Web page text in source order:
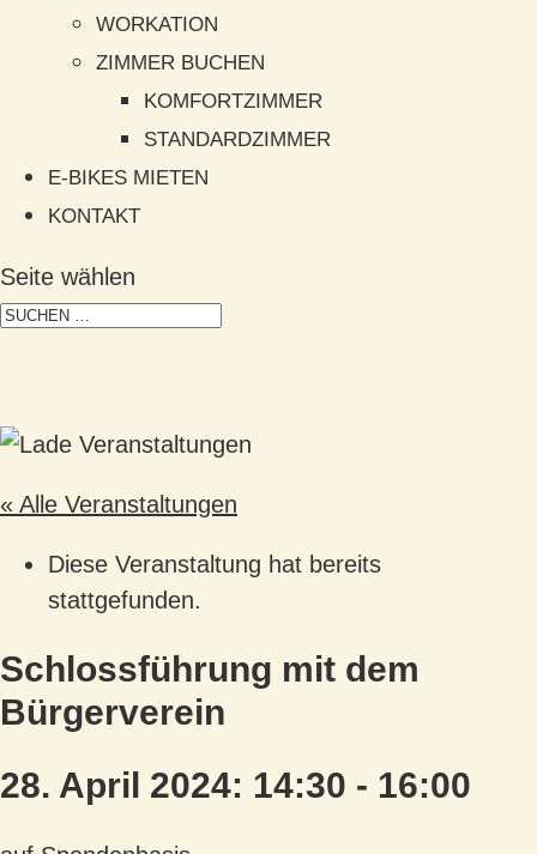
WORKATION
ZIMMER BUCHEN
KOMFORTZIMMER
STANDARDZIMMER
E-BIKES MIETEN
KONTAKT
Seite wählen
« Alle Veranstaltungen
Diese Veranstaltung hat bereits
stattgefunden.
Schlossführung mit dem
Bürgerverein
28. April 2024: 14:30 - 16:00